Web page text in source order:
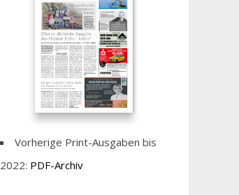
Vorherige Print-Ausgaben bis
2022: PDF-Archiv